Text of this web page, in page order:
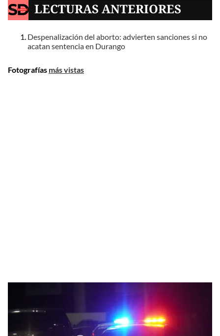
LECTURAS ANTERIORES
Despenalización del aborto: advierten sanciones si no
acatan sentencia en Durango
Fotografías más vistas